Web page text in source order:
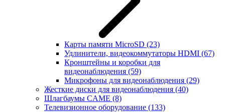
Карты памяти MicroSD (23)
Удлинители, видеокоммутаторы HDMI (67)
Кронштейны и коробки для
видеонаблюдения (59)
Микрофоны для видеонаблюдения (29)
Жесткие диски для видеонаблюдения (40)
Шлагбаумы CAME (8)
Телевизионное оборудование (133)